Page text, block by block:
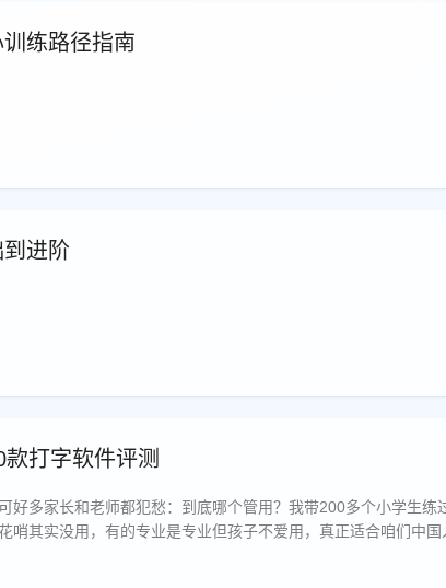
练路径指南
进阶
打字软件评测
好多家长和老师都犯愁：到底哪个管用？我带200多个小学生练
其实没用，有的专业是专业但孩子不爱用，真正适合咱们中国